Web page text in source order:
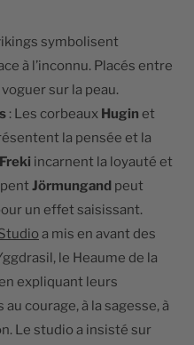
symbolisent
à l’inconnu. Placés entre
sur la peau.
: Les corbeaux Hugin et
la pensée et la
Freki incarnent la loyauté et
Jörmungand peut
un effet saisissant.
a mis en avant des
le Heaume de la
expliquant leurs
courage, à la sagesse, à
Le studio a insisté sur